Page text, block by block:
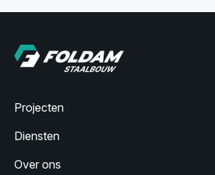
Projecten
Diensten
Over ons